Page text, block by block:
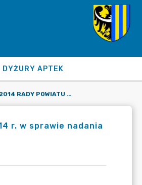
DYŻURY APTEK
UCHWAŁA NR L 350 2014 RADY POWIATU ZGORZELECKIEGO Z DNIA 26 CZERWCA 2014 R. W SPRAWIE NADANIA ODZNAKI HONOROWEJ - ,,ZASŁUŻONY DLA POWIATU ZGORZELECKIEGO''
r. w sprawie nadania